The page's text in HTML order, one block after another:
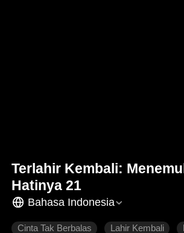
Terlahir Kembali:
Hatinya 21
Bahasa Indonesia
Cinta Tak Berbalas Lahir Kembali